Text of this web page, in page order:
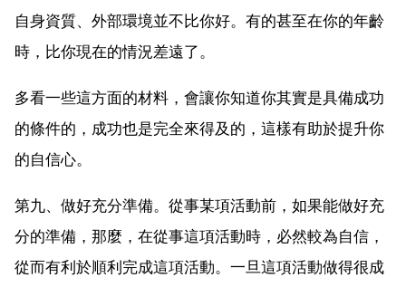
自身資質、外部環境並不比你好。有的甚至在你的年齡
時，比你現在的情況差遠了。
多看一些這方面的材料，會讓你知道你其實是具備成功
的條件的，成功也是完全來得及的，這樣有助於提升你
的自信心。
第九、做好充分準備。從事某項活動前，如果能做好充
分的準備，那麼，在從事這項活動時，必然較為自信，
從而有利於順利完成這項活動。一旦這項活動做得很成